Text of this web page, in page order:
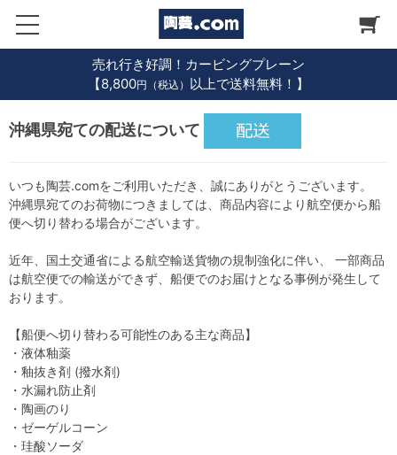
売れ行き好調！カービングプレーン
【8,800円（税込） 以上で送料無料！】
沖縄県宛ての配送について
いつも陶芸.comをご利用いただき、誠にありがとうございます。
沖縄県宛てのお荷物につきましては、商品内容により航空便から船
便へ切り替わる場合がございます。
近年、国土交通省による航空輸送貨物の規制強化に伴い、 一部商品
は航空便での輸送ができず、船便でのお届けとなる事例が発生して
おります。
【船便へ切り替わる可能性のある主な商品】
・液体釉薬
・釉抜き剤 (撥水剤)
・水漏れ防止剤
・陶画のり
・ゼーゲルコーン
・珪酸ソーダ